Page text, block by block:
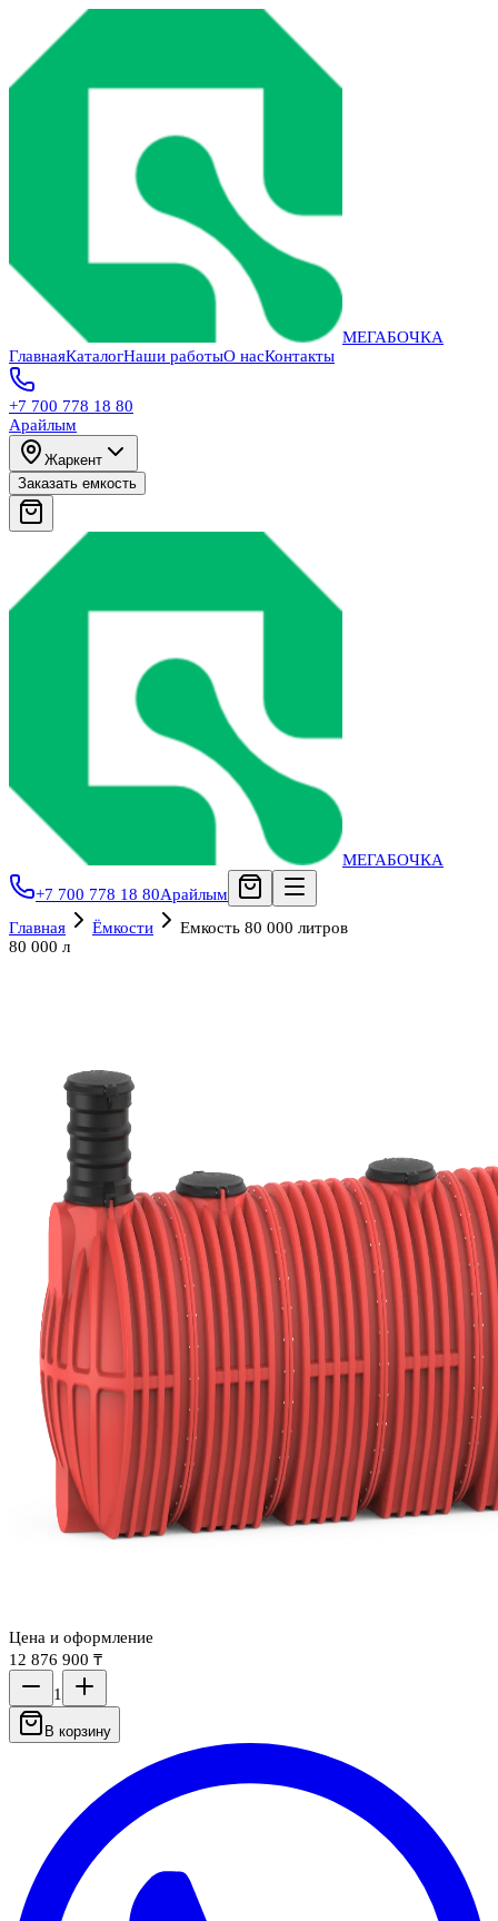
МЕГАБОЧКА
ГлавнаяКаталогНаши работыО насКонтакты
+7 700 778 18 80
Арайлым
Жаркент
Заказать емкость
МЕГАБОЧКА
+7 700 778 18 80Арайлым
Главная
Ёмкости
Емкость 80 000 литров
80 000 л
Цена и оформление
12 876 900 ₸
1
В корзину